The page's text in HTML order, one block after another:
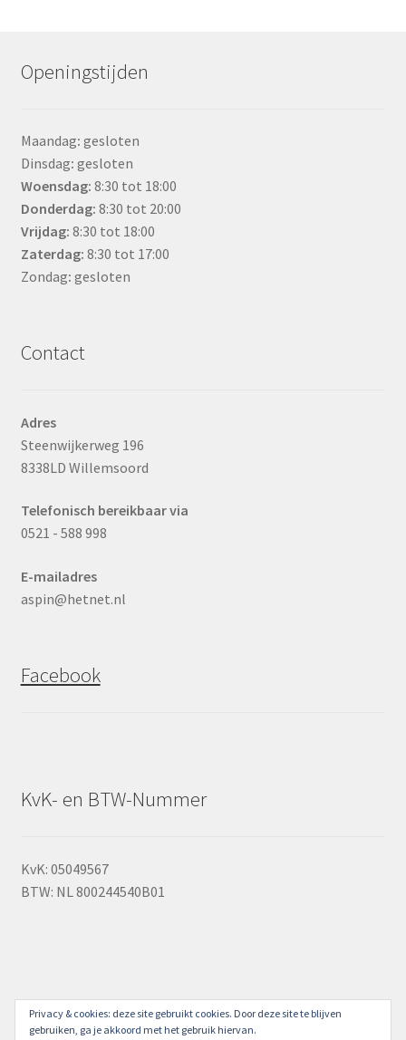
Openingstijden
Maandag: gesloten
Dinsdag: gesloten
Woensdag: 8:30 tot 18:00
Donderdag: 8:30 tot 20:00
Vrijdag: 8:30 tot 18:00
Zaterdag: 8:30 tot 17:00
Zondag: gesloten
Contact
Adres
Steenwijkerweg 196
8338LD Willemsoord
Telefonisch bereikbaar via
0521 - 588 998
E-mailadres
aspin@hetnet.nl
Facebook
KvK- en BTW-Nummer
KvK: 05049567
BTW: NL 800244540B01
© Dedden ijzerwaren en gereedschappen 2026
Privacy & cookies: deze site gebruikt cookies. Door deze site te blijven
gebruiken, ga je akkoord met het gebruik hiervan.